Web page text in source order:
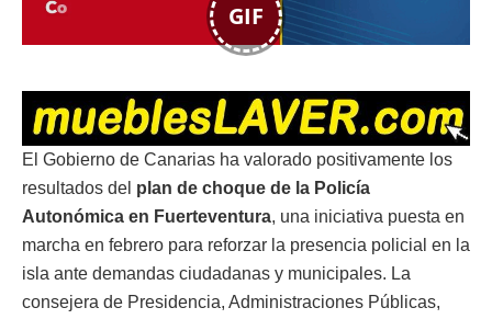
GIF
El Gobierno de Canarias ha valorado positivamente los
resultados del plan de choque de la Policía
Autonómica en Fuerteventura, una iniciativa puesta en
marcha en febrero para reforzar la presencia policial en la
isla ante demandas ciudadanas y municipales. La
consejera de Presidencia, Administraciones Públicas,